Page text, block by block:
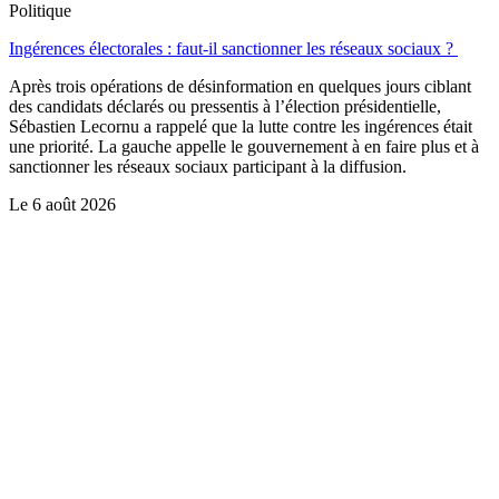
Politique
Ingérences électorales : faut-il sanctionner les réseaux sociaux ?
Après trois opérations de désinformation en quelques jours ciblant
des candidats déclarés ou pressentis à l’élection présidentielle,
Sébastien Lecornu a rappelé que la lutte contre les ingérences était
une priorité. La gauche appelle le gouvernement à en faire plus et à
sanctionner les réseaux sociaux participant à la diffusion.
Le 6 août 2026